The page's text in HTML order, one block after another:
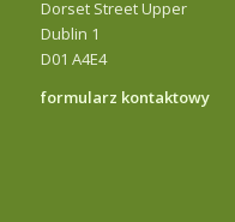
Dorset Street Upper
Dublin 1
D01 A4E4
formularz kontaktowy